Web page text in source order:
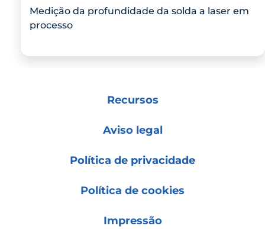
Medição da profundidade da solda a laser em
processo
Recursos
Aviso legal
Política de privacidade
Política de cookies
Impressão